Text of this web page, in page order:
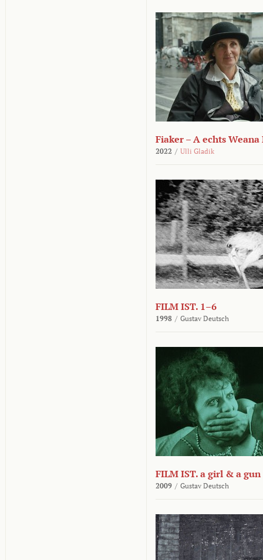
Fiaker – A echts
2022 / Ulli Gladik
FILM IST. 1–6
1998 / Gustav Deutsch
FILM IST. a girl & a gun
2009 / Gustav Deutsch